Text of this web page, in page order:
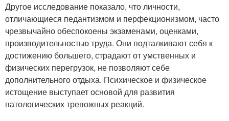
Другое исследование показало, что личности,
отличающиеся педантизмом и перфекционизмом, часто
чрезвычайно обеспокоены экзаменами, оценками,
производительностью труда. Они подталкивают себя к
достижению большего, страдают от умственных и
физических перегрузок, не позволяют себе
дополнительного отдыха. Психическое и физическое
истощение выступает основой для развития
патологических тревожных реакций.